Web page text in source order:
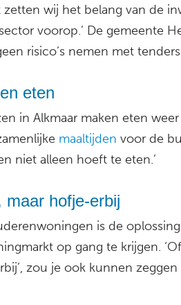
wij het belang van de
voorop.’ De gemeente
risico’s nemen met
eten
in Alkmaar maken eten weer
maaltijden voor de
niet alleen hoeft te eten.’
maar hofje-erbij
is de
op gang te krijgen.
zou je ook kunnen zeggen